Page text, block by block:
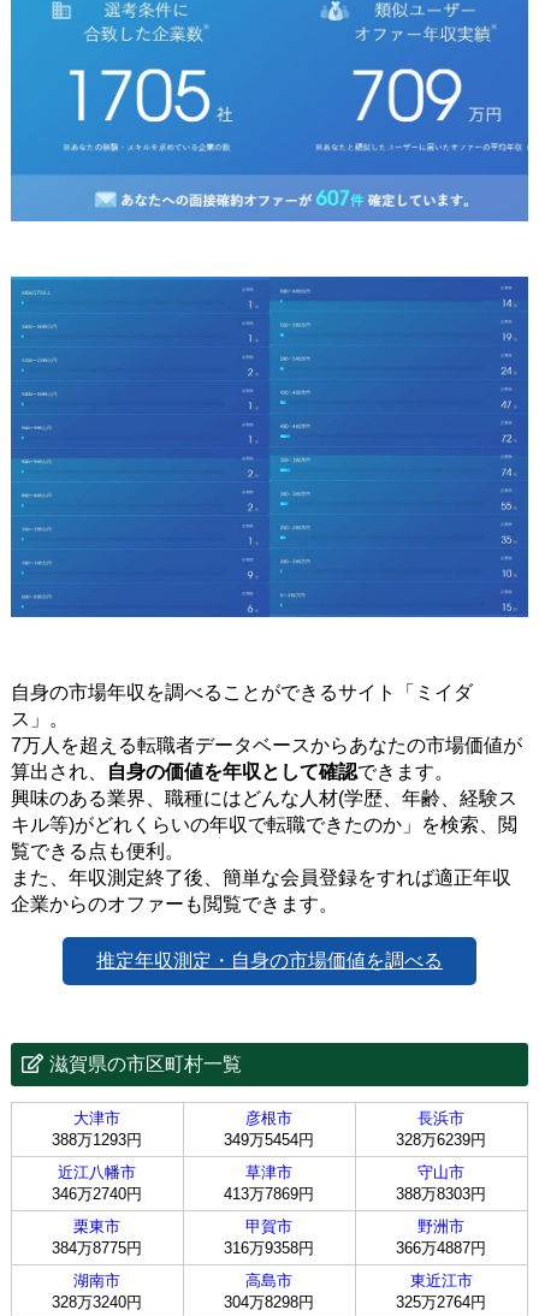
自身の市場年収を調べることができるサイト「ミイダ
ス」。
7万人を超える転職者データベースからあなたの市場価値が
算出され、
自身の価値を年収として確認できます。
興味のある業界、職種にはどんな人材(学歴、年齢、経験ス
キル等)がどれくらいの年収で転職できたのか」を検索、閲
覧できる点も便利。
また、年収測定終了後、簡単な会員登録をすれば適正年収
企業からのオファーも閲覧できます。
推定年収測定・自身の市場価値を調べる
滋賀県の市区町村一覧
大津市
388万1293円
彦根市
349万5454円
長浜市
328万6239円
近江八幡市
346万2740円
草津市
413万7869円
守山市
388万8303円
栗東市
384万8775円
甲賀市
316万9358円
野洲市
366万4887円
湖南市
328万3240円
高島市
304万8298円
東近江市
325万2764円